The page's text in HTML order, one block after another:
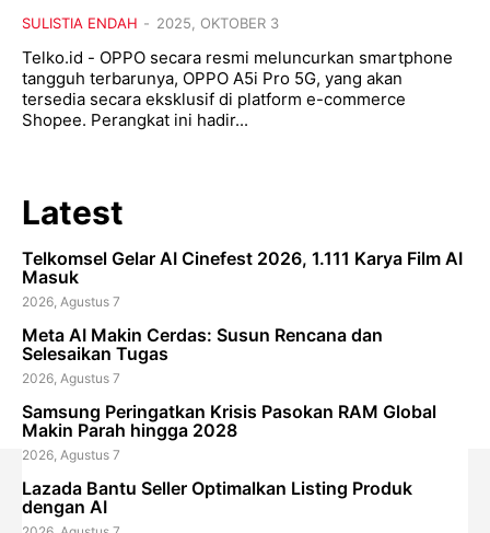
SULISTIA ENDAH - 2025, OKTOBER 3
Telko.id - OPPO secara resmi meluncurkan smartphone
tangguh terbarunya, OPPO A5i Pro 5G, yang akan
tersedia secara eksklusif di platform e-commerce
Shopee. Perangkat ini hadir...
Latest
Telkomsel Gelar AI Cinefest 2026, 1.111 Karya Film AI
Masuk
2026, Agustus 7
Meta AI Makin Cerdas: Susun Rencana dan
Selesaikan Tugas
2026, Agustus 7
Samsung Peringatkan Krisis Pasokan RAM Global
Makin Parah hingga 2028
2026, Agustus 7
Lazada Bantu Seller Optimalkan Listing Produk
dengan AI